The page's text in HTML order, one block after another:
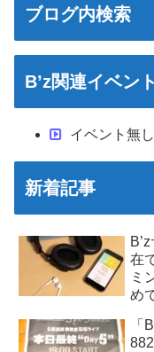
ブログ内検索
B’z関連イベント
イベント無し
新着記事
在
ミ
め
「